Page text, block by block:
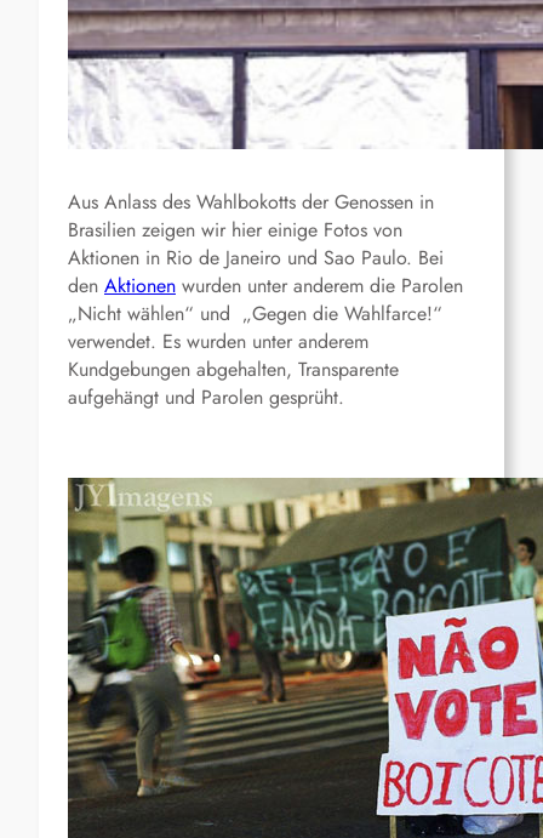
Aus Anlass des Wahlbokotts der Genossen in
Brasilien zeigen wir hier einige Fotos von
Aktionen in Rio de Janeiro und Sao Paulo. Bei
den Aktionen wurden unter anderem die Parolen
„Nicht wählen“ und „Gegen die Wahlfarce!“
verwendet. Es wurden unter anderem
Kundgebungen abgehalten, Transparente
aufgehängt und Parolen gesprüht.